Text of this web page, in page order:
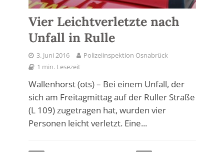
Vier Leichtverletzte nach
Unfall in Rulle
3. Juni 2016
Polizeiinspektion Osnabrück
1 min. Lesezeit
Wallenhorst (ots) – Bei einem Unfall, der
sich am Freitagmittag auf der Ruller Straße
(L 109) zugetragen hat, wurden vier
Personen leicht verletzt. Eine...